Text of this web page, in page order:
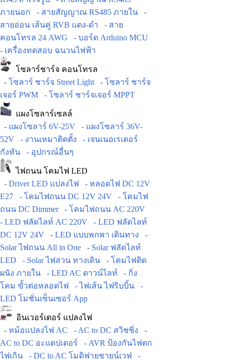
ภายนอก
- สายสัญญาณ RS485 ภายใน
-
สายอ่อน เส้นคู่ RVB แดง-ดำ
- สาย
คอนโทรล 24 AWG
- บอร์ด Arduino MCU
- เครื่องทดสอบ ฉนวนไฟฟ้า
โซลาร์ชาร์จ คอนโทรล
- โซลาร์ ชาร์จ Street Light
- โซลาร์ ชาร์จ
เจอร์ PWM
- โซลาร์ ชาร์จเจอร์ MPPT
แผงโซลาร์เซลล์
- แผงโซลาร์ 6V-25V
- แผงโซลาร์ 36V-
52V
- งานเหมาติดตั้ง
- เจนเนอเรเตอร์
กังหัน
- อุปกรณ์อื่นๆ
ไฟถนน โคมไฟ LED
- Driver LED แปลงไฟ
- หลอดไฟ DC 12V
E27
- โคมไฟถนน DC 12V 24V
- โคมไฟ
ถนน DC Dimmer
- โคมไฟถนน AC 220V
- LED ฟลัดไลท์ AC 220V
- LED ฟลัดไลท์
DC 12V 24V
- LED แบบพกพา เดินทาง
-
Solar ไฟถนน All in One
- Solar ฟลัดไลท์
LED
- Solar ไฟสวน ทางเดิน
- โคมไฟติด
ผนัง ภายใน
- LED AC ดาวน์ไลท์
- กิ่ง
โคม ขั้วต่อหลอดไฟ
- ไฟเส้น ไฟริบบิ้น
-
LED โมชั่นเซ็นเซอร์ App
อินเวอร์เตอร์ แปลงไฟ
- หม้อแปลงไฟ AC
- AC to DC สวิชชิ่ง
-
AC to DC อะแดปเตอร์
- AVR ป้องกันไฟตก
ไฟเกิน
- DC to AC โมดิฟายชายน์เวฟ -